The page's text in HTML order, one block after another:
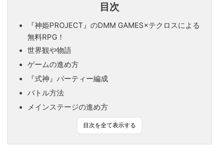
目次
『神姫PROJECT』のDMM GAMES×テクロスによる
無料RPG！
世界観や物語
ゲームの進め方
『式神』パーティー編成
バトル方法
メインステージの進め方
目次を全て表示する